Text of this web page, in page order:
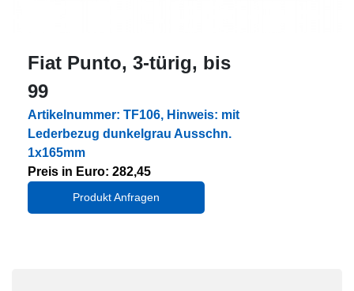
Fiat Punto, 3-türig, bis
99
Artikelnummer: TF106, Hinweis: mit
Lederbezug dunkelgrau Ausschn.
1x165mm
Preis in Euro: 282,45
Produkt Anfragen